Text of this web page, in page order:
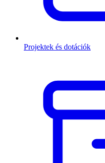
Projektek és dotációk